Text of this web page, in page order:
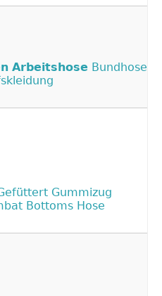
Arbeitshose Bundhose
Gummizug
Bottoms Hose